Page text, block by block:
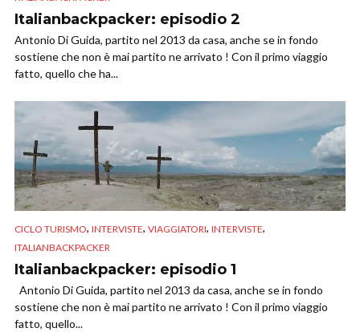
Italianbackpacker: episodio 2
Antonio Di Guida, partito nel 2013 da casa, anche se in fondo
sostiene che non è mai partito ne arrivato ! Con il primo viaggio
fatto, quello che ha...
CICLO TURISMO, INTERVISTE, VIAGGIATORI, INTERVISTE,
ITALIANBACKPACKER
Italianbackpacker: episodio 1
Antonio Di Guida, partito nel 2013 da casa, anche se in fondo
sostiene che non è mai partito ne arrivato ! Con il primo viaggio
fatto, quello...